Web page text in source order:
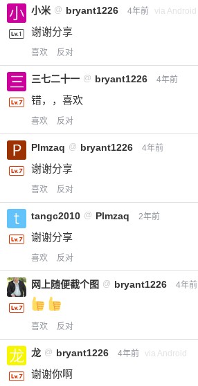
小米 @ bryant1226 4年前 via Android
谢谢分享
喜欢 反对
三七二十一 @ bryant1226 4年前
错，，喜欢
喜欢 反对
Plmzaq @ bryant1226 4年前
谢谢分享
喜欢 反对
tangc2010 @ Plmzaq 2年前
谢谢分享
喜欢 反对
网上随便截个图 @ bryant1226 4年前
喜欢 反对
龙 @ bryant1226 4年前 via Android
谢谢你啊